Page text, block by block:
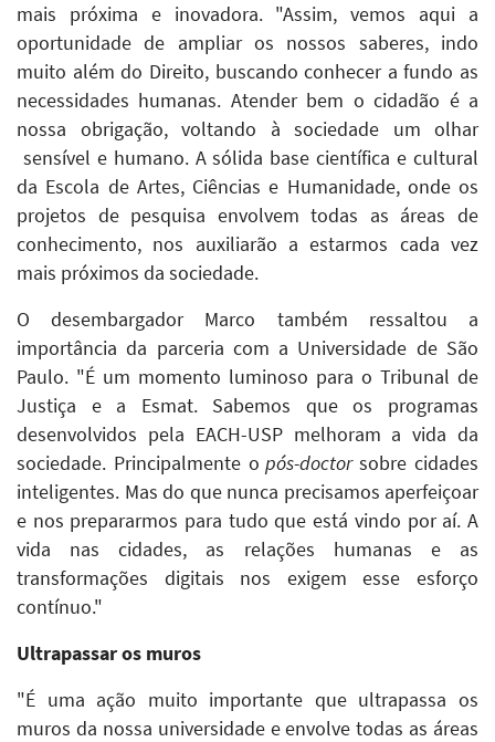
mais próxima e inovadora. "Assim, vemos aqui a
oportunidade de ampliar os nossos saberes, indo
muito além do Direito, buscando conhecer a fundo as
necessidades humanas. Atender bem o cidadão é a
nossa obrigação, voltando à sociedade um olhar
sensível e humano. A sólida base científica e cultural
da Escola de Artes, Ciências e Humanidade, onde os
projetos de pesquisa envolvem todas as áreas de
conhecimento, nos auxiliarão a estarmos cada vez
mais próximos da sociedade.
O desembargador Marco também ressaltou a
importância da parceria com a Universidade de São
Paulo. "É um momento luminoso para o Tribunal de
Justiça e a Esmat. Sabemos que os programas
desenvolvidos pela EACH-USP melhoram a vida da
sociedade. Principalmente o pós-doctorsobre cidades
inteligentes. Mas do que nunca precisamos aperfeiçoar
e nos prepararmos para tudo que está vindo por aí. A
vida nas cidades, as relações humanas e as
transformações digitais nos exigem esse esforço
contínuo."
Ultrapassar os muros
"É uma ação muito importante que ultrapassa os
muros da nossa universidade e envolve todas as áreas